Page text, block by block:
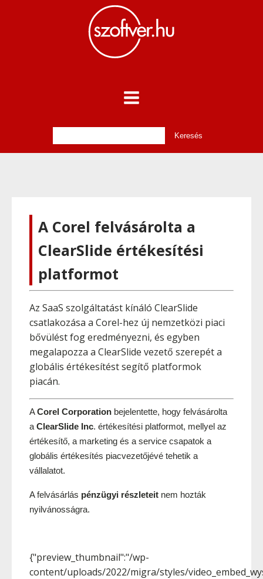
A Corel felvásárolta a
ClearSlide értékesítési
platformot
Az SaaS szolgáltatást kínáló ClearSlide
csatlakozása a Corel-hez új nemzetközi piaci
bővülést fog eredményezni, és egyben
megalapozza a ClearSlide vezető szerepét a
globális értékesítést segítő platformok
piacán.
A Corel Corporation bejelentette, hogy felvásárolta
a ClearSlide Inc. értékesítési platformot, mellyel az
értékesítő, a marketing és a service csapatok a
globális értékesítés piacvezetőjévé tehetik a
vállalatot.
A felvásárlás pénzügyi részleteit nem hozták
nyilvánosságra.
{"preview_thumbnail":"/wp-
content/uploads/2022/migra/styles/